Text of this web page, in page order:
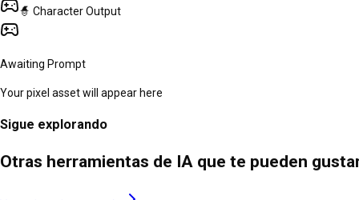
🧙 CharacterOutput
Awaiting Prompt
Your pixel asset will appear here
Sigue explorando
Otras herramientas de IA que te pueden